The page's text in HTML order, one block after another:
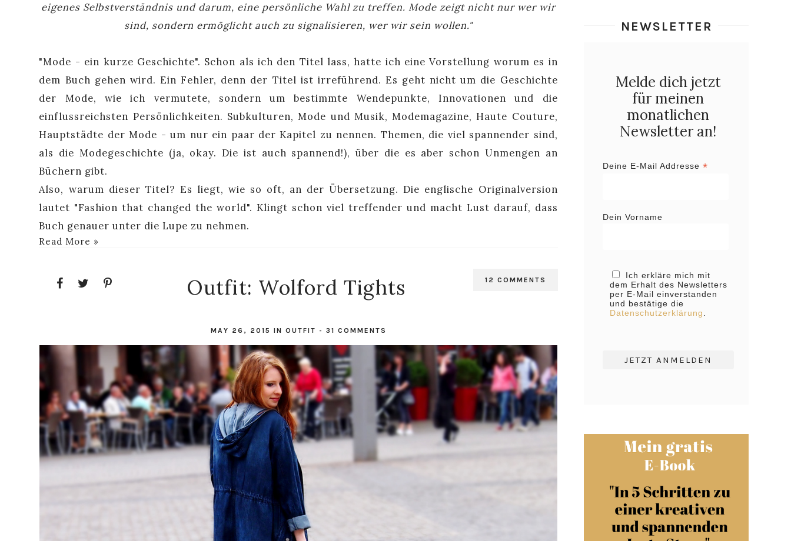
eigenes Selbstverständnis und darum, eine persönliche Wahl zu treffen. Mode zeigt nicht nur wer wir
sind, sondern ermöglicht auch zu signalisieren, wer wir sein wollen."
"Mode - ein kurze Geschichte". Schon als ich den Titel lass, hatte ich eine Vorstellung worum es in
dem Buch gehen wird. Ein Fehler, denn der Titel ist irreführend. Es geht nicht um die Geschichte
der Mode, wie ich vermutete, sondern um bestimmte Wendepunkte, Innovationen und die
einflussreichsten Persönlichkeiten. Subkulturen, Mode und Musik, Modemagazine, Haute Couture,
Hauptstädte der Mode - um nur ein paar der Kapitel zu nennen. Themen, die viel spannender sind,
als die Modegeschichte (ja, okay. Die ist auch spannend!), über die es aber schon Unmengen an
Büchern gibt.
Also, warum dieser Titel? Es liegt, wie so oft, an der Übersetzung. Die englische Originalversion
lautet "Fashion that changed the world". Klingt schon viel treffender und macht Lust darauf, dass
Buch genauer unter die Lupe zu nehmen.
Read More »
12 COMMENTS
Outfit: Wolford Tights
MAY 26, 2015 IN OUTFIT - 31 COMMENTS
NEWSLETTER
Melde dich jetzt
für meinen
monatlichen
Newsletter an!
Deine E-Mail Addresse *
Dein Vorname
Ich erkläre mich mit
dem Erhalt des Newsletters
per E-Mail einverstanden
und bestätige die
Datenschutzerklärung